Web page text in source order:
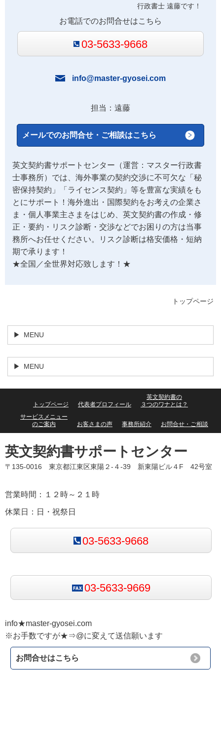
行政書士 遠藤です！
お電話でのお問合せはこちら
03-5633-9668
info@master-gyosei.com
担当：遠藤
メールでのお問合せ・ご相談はこちら
英文契約書サポートセンター（運営：マスター行政書
士事務所）では、海外事業の契約交渉に不可欠な「秘
密保持契約」「ライセンス契約」等を豊富な実績をも
とにサポート！海外進出・国際契約をお考えの企業さ
ま・個人事業主さまをはじめ、英文契約書の作成・修
正・要約・リスク診断・交渉などでお困りの方は当事
務所へお任せください。リスク診断は格安価格・短納
期で承ります！
★全国／全世界対応致します！★
トップページ
MENU
MENU
トップページ 代表者プロフィール
英文契約書の
３つのワナとは？
サービスメニュー
のご案内
お客さまの声 事務所紹介 お問合せ・ご相談
英文契約書サポートセンター
〒135-0016 東京都江東区東陽２-４-39 新東陽ビル４F 42号室
営業時間：１２時～２１時
休業日：日・祝祭日
03-5633-9668
03-5633-9669
info★master-gyosei.com
※お手数ですが★⇒@に変えて送信願います
お問合せはこちら